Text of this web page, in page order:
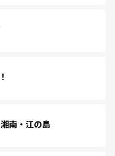
南・江の島